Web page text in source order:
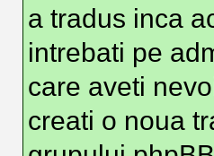
a tradus inca
intrebati pe
care aveti
creati o noua